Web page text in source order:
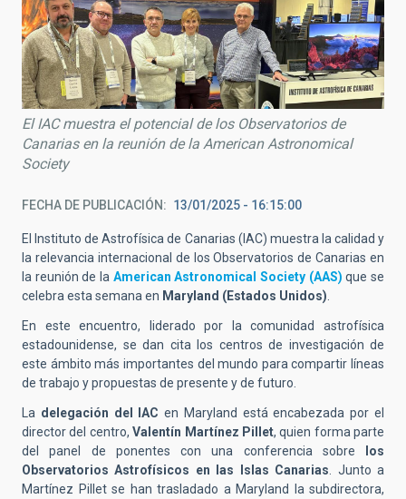
El IAC muestra el potencial de los Observatorios de
Canarias en la reunión de la American Astronomical
Society
FECHA DE PUBLICACIÓN 13/01/2025 - 16:15:00
El Instituto de Astrofísica de Canarias (IAC) muestra la calidad y
la relevancia internacional de los Observatorios de Canarias en
la reunión de la American Astronomical Society (AAS) que se
celebra esta semana en Maryland (Estados Unidos)
En este encuentro, liderado por la comunidad astrofísica
estadounidense, se dan cita los centros de investigación de
este ámbito más importantes del mundo para compartir líneas
de trabajo y propuestas de presente y de futuro.
La delegación del IAC en Maryland está encabezada por el
director del centro,Valentín Martínez Pillet, quien forma parte
del panel de ponentes con una conferencia sobre los
Observatorios Astrofísicos en las Islas Canarias . Junto a
Martínez Pillet se han trasladado a Maryland la subdirectora,